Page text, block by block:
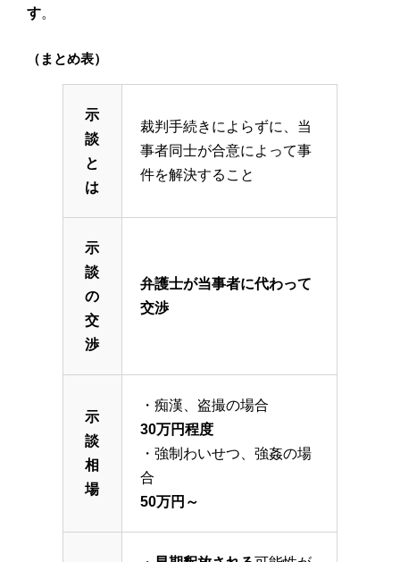
す。
（まとめ表）
示
談
と
は
裁判手続きによらずに、当
事者同士が合意によって事
件を解決すること
示
談
の
交
渉
弁護士が当事者に代わって
交渉
示
談
相
場
・痴漢、盗撮の場合
30万円程度
・強制わいせつ、強姦の場
合
50万円～